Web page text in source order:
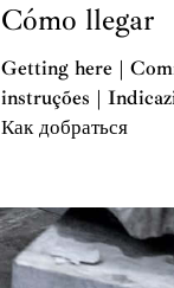
Cómo llegar
Getting here |
instruções |
Как добраться